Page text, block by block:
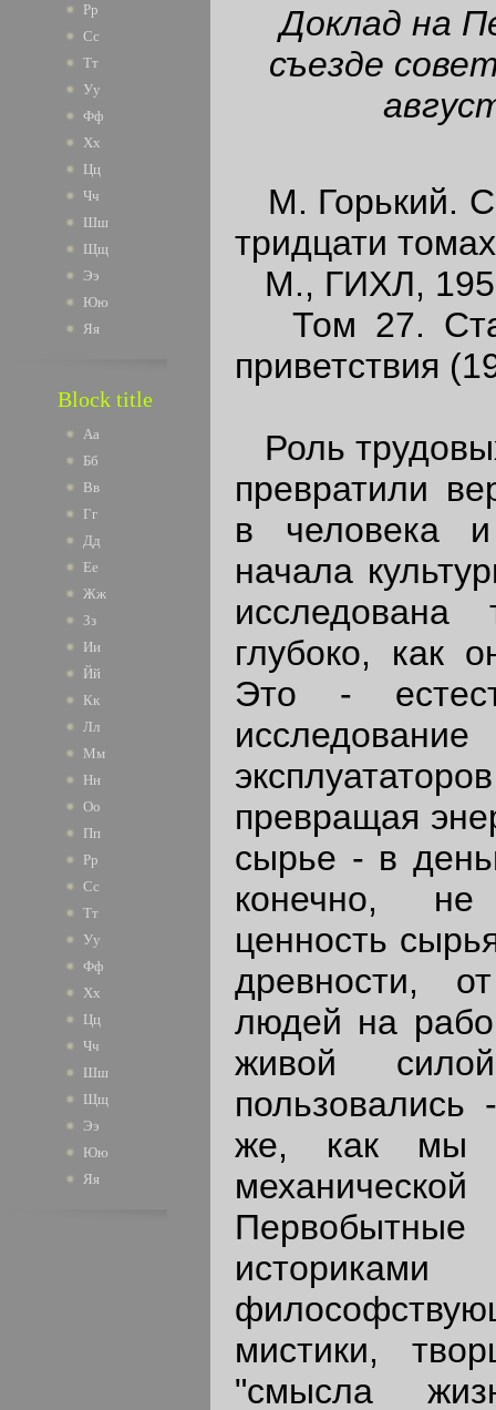
Рр
Сс
Тт
Уу
Фф
Хх
Цц
Чч
Шш
Щщ
Ээ
Юю
Яя
Block title
Аа
Бб
Вв
Гг
Дд
Ее
Жж
Зз
Ии
Йй
Кк
Лл
Мм
Нн
Оо
Пп
Рр
Сс
Тт
Уу
Фф
Хх
Цц
Чч
Шш
Щщ
Ээ
Юю
Яя
Доклад на
съезде
М. Горький.
тридцати томах
М., ГИХЛ,
Том 27.
приветствия
Роль
превратили
в человека
начала
исследована
глубоко, как
Это -
превращая
сырье - в
конечно,
ценность
древности,
людей на
живой
же, как мы
Первобытные
мистики,
"смысла